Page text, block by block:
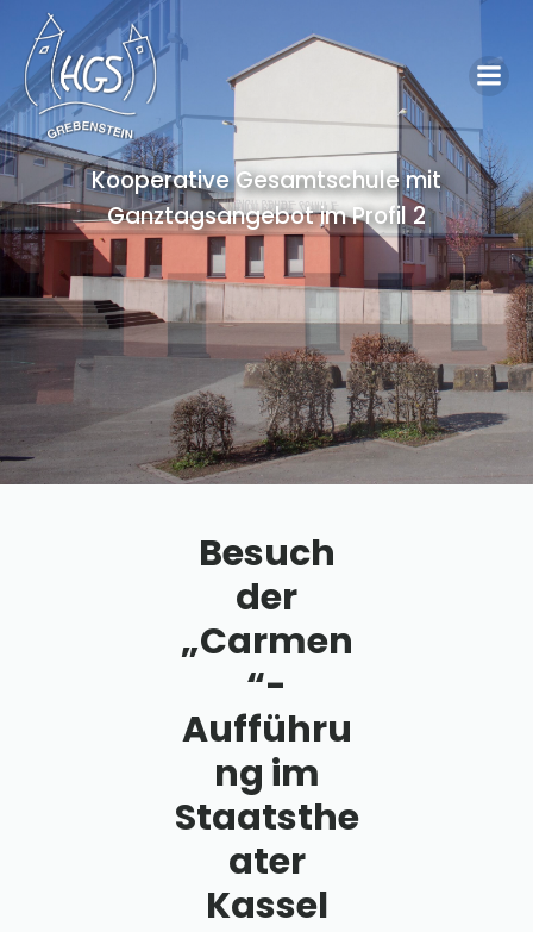
Kooperative Gesamtschule mit
Ganztagsangebot im Profil 2
Besuch
der
„Carmen
“-
Aufführu
ng im
Staatsthe
ater
Kassel